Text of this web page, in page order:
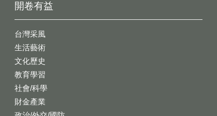
開卷有益
台灣采風
生活藝術
文化歷史
教育學習
社會/科學
財金產業